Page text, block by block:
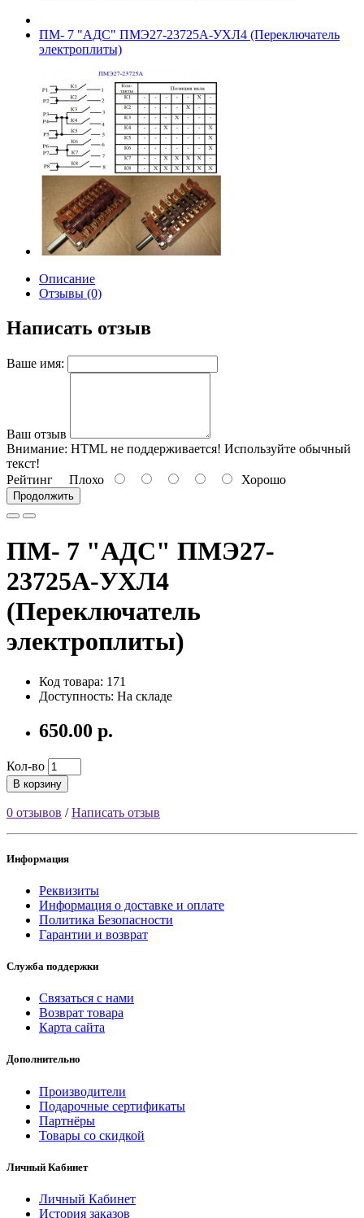
ПМ- 7 "АДС" ПМЭ27-23725А-УХЛ4 (Переключатель
электроплиты)
Описание
Отзывы (0)
Написать отзыв
Ваше имя:
Ваш отзыв
Внимание: HTML не поддерживается! Используйте обычный
текст!
Рейтинг Плохо Хорошо
Продолжить
ПМ- 7 "АДС" ПМЭ27-
23725А-УХЛ4
(Переключатель
электроплиты)
Код товара: 171
Доступность: На складе
650.00 р.
Кол-во
В корзину
0 отзывов /Написать отзыв
Информация
Реквизиты
Информация о доставке и оплате
Политика Безопасности
Гарантии и возврат
Служба поддержки
Связаться с нами
Возврат товара
Карта сайта
Дополнительно
Производители
Подарочные сертификаты
Партнёры
Товары со скидкой
Личный Кабинет
Личный Кабинет
История заказов